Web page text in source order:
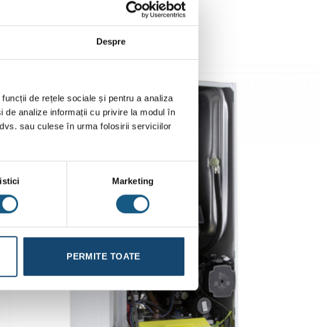
Despre
de rețele sociale și pentru a analiza
de analize informații cu privire la modul în
sau culese în urma folosirii serviciilor
Marketing
PERMITE TOATE